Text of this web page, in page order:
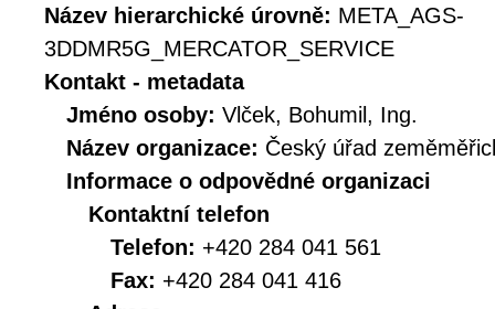
Název hierarchické úrovně: META_AGS-
3DDMR5G_MERCATOR_SERVICE
Kontakt - metadata
Jméno osoby: Vlček, Bohumil, Ing.
Název organizace: Český úřad
Informace o odpovědné organizaci
Kontaktní telefon
Telefon: +420 284 041 561
Fax: +420 284 041 416